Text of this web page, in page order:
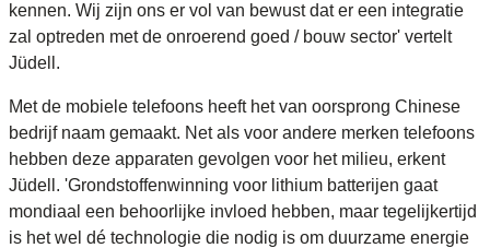
kennen. Wij zijn ons er vol van bewust dat er een integratie
zal optreden met de onroerend goed / bouw sector' vertelt
Jüdell.
Met de mobiele telefoons heeft het van oorsprong Chinese
bedrijf naam gemaakt. Net als voor andere merken telefoons
hebben deze apparaten gevolgen voor het milieu, erkent
Jüdell. 'Grondstoffenwinning voor lithium batterijen gaat
mondiaal een behoorlijke invloed hebben, maar tegelijkertijd
is het wel dé technologie die nodig is om duurzame energie